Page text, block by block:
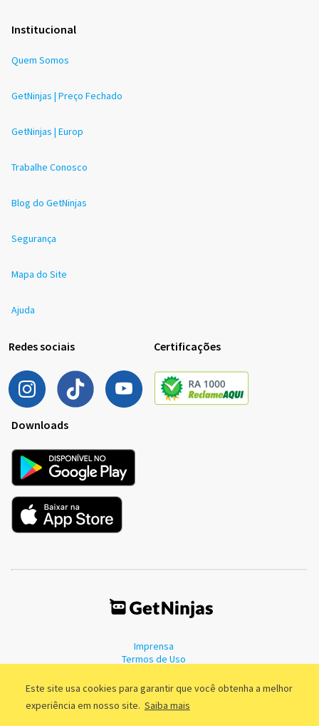
Este site usa cookies para garantir que você obtenha a melhor
experiência em nosso site. Saiba mais
Institucional
Quem Somos
GetNinjas | Preço Fechado
GetNinjas | Europ
Trabalhe Conosco
Blog do GetNinjas
Segurança
Mapa do Site
Ajuda
Redes sociais Certificações
Downloads
Imprensa
Termos de Uso